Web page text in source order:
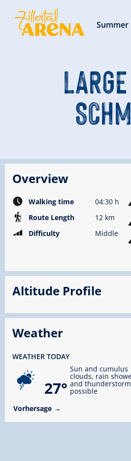
Overview
Walking time
04:30 h
Route Length
12 km
Difficulty
Middle
Altitude Profile
Weather
WEATHER TODAY
27°
Sun and cumulus
clouds, rain
and
possible
Vorhersage
Summer